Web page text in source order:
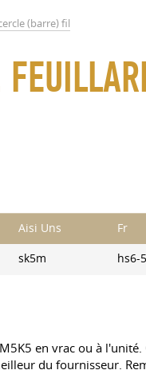
(barre) fil
Aisi Uns Fr
sk5m hs6-
en vrac ou à
du fournisseur.